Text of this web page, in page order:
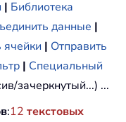
| Библиотека
данные |
| Отправить
| Специальный
зачеркнутый...) ...
:12 текстовых